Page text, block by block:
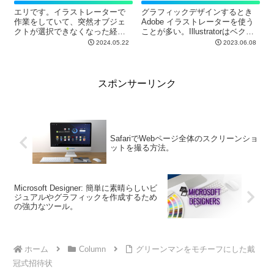
エリです。イラストレーターで
作業をしていて、突然オブジェ
クトが選択できなくなった経験
はありませんか？今日はオブジ
なフローを中断し、フラストレ
2024.05.22
グラフィックデザインするとき
Adobe イラストレーターを使う
ことが多い。Illustratorはベクタ
ーベースのデザインソフトウェ
デザインのニーズに対応...
2023.06.08
スポンサーリンク
SafariでWebページ全体のスクリーンショ
ットを撮る方法。
Microsoft Designer: 簡単に素晴らしいビ
ジュアルやグラフィックを作成するため
の強力なツール。
ホーム Column
グリーンマンをモチーフにした戴
冠式招待状